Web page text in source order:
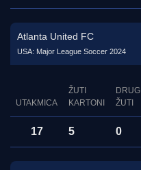
Atlanta United FC
USA: Major League Soccer 2024
UTAKMICA
ŽUTI
KARTONI
DRUGI
ŽUTI
17 5 0